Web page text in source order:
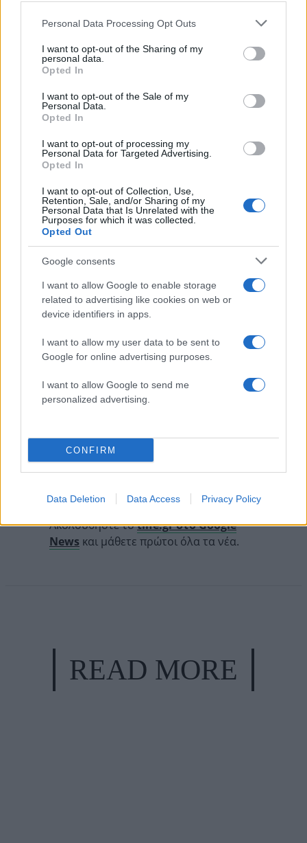
Please note that this website/app uses one or more Google
not limited to your visit or usage behaviour. You may click to
grant or deny consent to Google and its third-party tags to
use your data for below specified purposes in below Google
consent section.
Personal Data Processing Opt Outs
I want to opt-out of the Sharing of my
personal data.
Opted In
I want to opt-out of the Sale of my
Personal Data.
Opted In
I want to opt-out of processing my
Personal Data for Targeted Advertising.
Opted In
I want to opt-out of Collection, Use,
Retention, Sale, and/or Sharing of my
Personal Data that Is Unrelated with the
Purposes for which it was collected.
Opted Out
Google consents
I want to allow Google to enable storage
related to advertising like cookies on web or
device identifiers in apps.
I want to allow my user data to be sent to
Google for online advertising purposes.
I want to allow Google to send me
personalized advertising.
CONFIRM
Data Deletion Data Access Privacy Policy
ΜΕΣΗΜΕΡΙ:Free day
ΑΠΟΓΕΥΜΑ:1 φλ. ρόφημα κρόκου
Κοζάνης & 1 μπανάνα
ΒΡΑΔΥ:1 ποτήρι γάλα &
4κ.σ.δημητριακά ολικής αλέσεως με
σιτάρι & βρόμη & 3 αποξηραμένα
βερίκοκα
Photos: iStock
ΔΙΑΦΗΜΙΣΗ
facebook
twitter Instagram TikTok
Ακολουθήστε τοtlife.gr στο Google
News και μάθετε πρώτοι όλα τα νέα.
READ MORE